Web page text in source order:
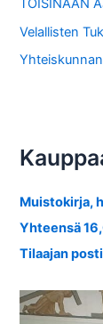
Velallisten
Muistokirja,
Yhteensä
Tilaajan